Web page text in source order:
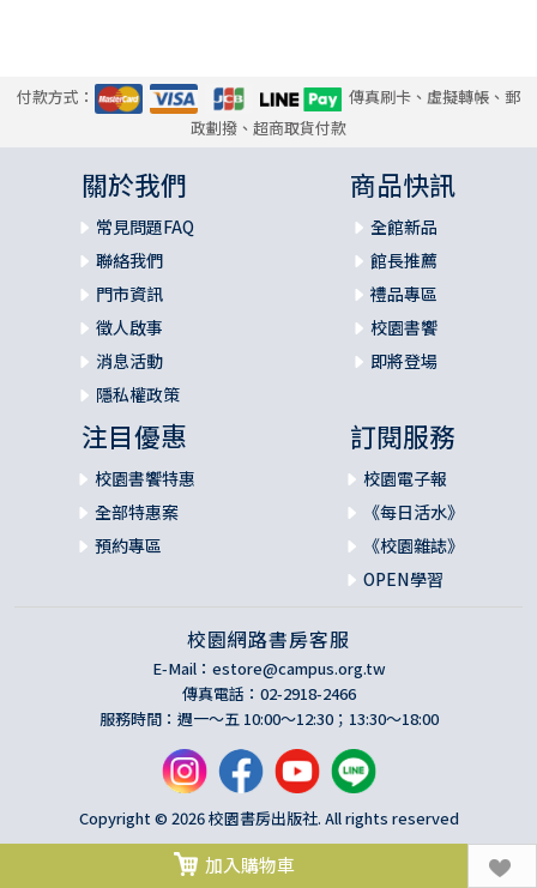
AI回答
住的禱告」，你可以為這位信徒禱告，向上帝尋求他的醫
禱告。在禱告中，可以關懷他的需求，並傳遞出你關心他的
訊息。這樣既可以體現出基督的愛，又可以符合心理諮詢中
鼓勵尋求支持的原則。
2. 積極聆聽：《雅各書》1章19節告訴我們：「各人要快快的
聽，慢慢的說，慢慢的動怒」。這是鼓勵我們要多傾聽，少
發言。在輔導時，你需要以開放的心態傾聽這位信徒的困擾
和煩惱，讓他感受到被接納和理解的感覺。這是一種重要的
心理諮詢技巧，能夠讓輔導者更好地理解受輔者的問題，並
提供適當的支持。
3. 提供實際的協助：《雅各書》2章15-16節中，我們被教導
果這位信徒有經濟困難，教會或社區可能可以提供一些實質
其自主權的前提下提供。
4. 引導他找到希望：根據《羅馬書》15章13節，我們知道，
希望來自於上帝：「願賜盼望的神，因你們的信將一切的喜
樂、平安充滿你們的心，使你們藉著聖靈的能力大有盼
望。」 在輔導中，你可以引導這位信徒回顧上帝在他生命中
的作為，並鼓勵他在未來中尋找希望。這符合心理諮詢中引
導客戶找到希望和自我韌性的原則。
付款方式：
傳真刷卡、虛擬轉帳、郵
政劃撥、超商取貨付款
關於我們
常見問題FAQ
聯絡我們
門市資訊
徵人啟事
消息活動
隱私權政策
商品快訊
全館新品
館長推薦
禮品專區
校園書饗
即將登場
注目優惠
校園書饗特惠
全部特惠案
預約專區
訂閱服務
校園電子報
《每日活水》
《校園雜誌》
OPEN學習
校園網路書房客服
E-Mail： estore@campus.org.tw
傳真電話：02-2918-2466
服務時間：週一～五 10:00～12:30；13:30～18:00
Copyright © 2026 校園書房出版社. All rights reserved
加入購物車